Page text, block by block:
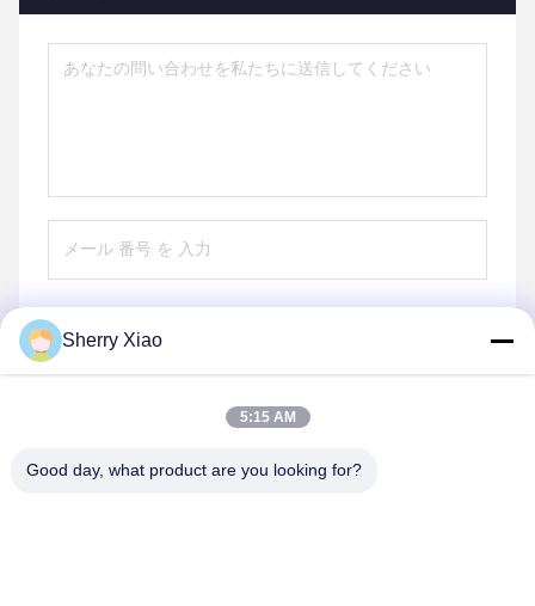
Sherry Xiao
5:15 AM
Good day, what product are you looking for?